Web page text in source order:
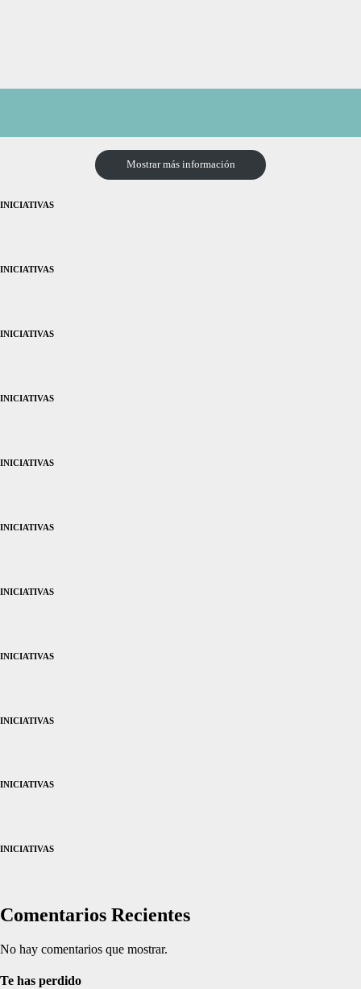
Mostrar más información
INICIATIVAS
INICIATIVAS
INICIATIVAS
INICIATIVAS
INICIATIVAS
INICIATIVAS
INICIATIVAS
INICIATIVAS
INICIATIVAS
INICIATIVAS
INICIATIVAS
Comentarios Recientes
No hay comentarios que mostrar.
Te has perdido